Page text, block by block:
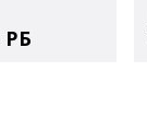
РБ